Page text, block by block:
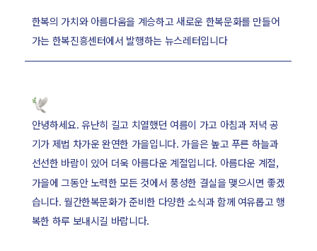
한복의 가치와 아름다움을 계승하고 새로운 한복문화를 만들어
가는 한복진흥센터에서 발행하는 뉴스레터입니다
안녕하세요. 유난히 길고 치열했던 여름이 가고 아침과 저녁 공
기가 제법 차가운 완연한 가을입니다. 가을은 높고 푸른 하늘과
선선한 바람이 있어 더욱 아름다운 계절입니다. 아름다운 계절,
가을에 그동안 노력한 모든 것에서 풍성한 결실을 맺으시면 좋겠
습니다. 월간한복문화가 준비한 다양한 소식과 함께 여유롭고 행
복한 하루 보내시길 바랍니다.